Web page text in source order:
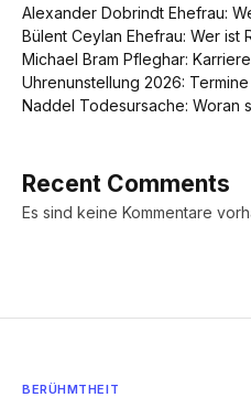
Alexander Dobrindt Ehefrau:
Bülent Ceylan Ehefrau: Wer ist
Michael Bram Pfleghar:
Uhrenunstellung 2026:
Naddel Todesursache: Woran
Recent Comments
Es sind keine Kommentare
BERÜHMTHEIT